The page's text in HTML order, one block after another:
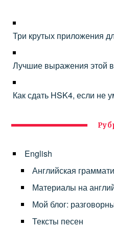
Три крутых приложения
Лучшие выражения этой
Как сдать HSK4, если не
English
Английская
Материалы на
Мой блог:
Тексты песен